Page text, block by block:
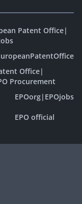
Patent Office|
Office|
Procurement
EPOorg| EPOjobs
EPO official